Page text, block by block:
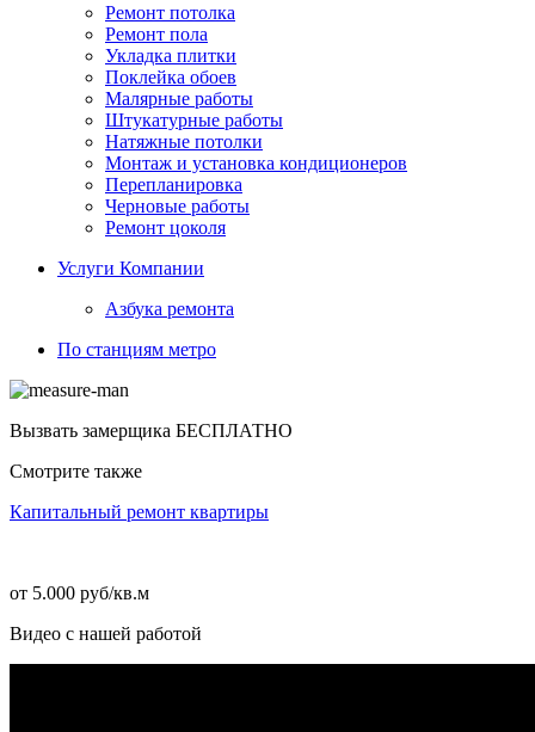
Ремонт потолка
Ремонт пола
Укладка плитки
Поклейка обоев
Малярные работы
Штукатурные работы
Натяжные потолки
Монтаж и установка кондиционеров
Перепланировка
Черновые работы
Ремонт цоколя
Услуги Компании
Азбука ремонта
По станциям метро
Вызвать замерщика БЕСПЛАТНО
Смотрите также
Капитальный ремонт квартиры
от 5.000 руб/кв.м
Видео с нашей работой